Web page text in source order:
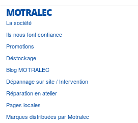
MOTRALEC
La société
Ils nous font confiance
Promotions
Déstockage
Blog MOTRALEC
Dépannage sur site / Intervention
Réparation en atelier
Pages locales
Marques distribuées par Motralec